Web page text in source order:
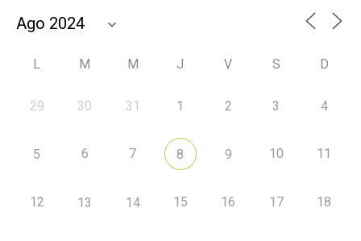
L M M J V S D
29 30 31 1 2 3 4
5 6 7 8 9 10 11
12 13 14 15 16 17 18